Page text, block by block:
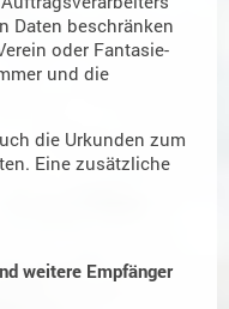
Daten beschränken
oder Fantasie-
und die
die Urkunden zum
Eine zusätzliche
weitere Empfänger